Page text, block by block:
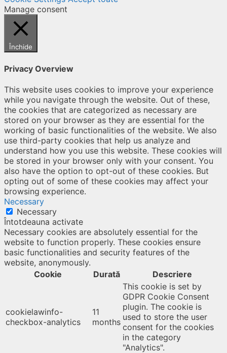
Manage consent
Închide
Privacy Overview
This website uses cookies to improve your experience
while you navigate through the website. Out of these,
the cookies that are categorized as necessary are
stored on your browser as they are essential for the
working of basic functionalities of the website. We also
use third-party cookies that help us analyze and
understand how you use this website. These cookies will
be stored in your browser only with your consent. You
also have the option to opt-out of these cookies. But
opting out of some of these cookies may affect your
browsing experience.
Necessary
Necessary
Întotdeauna activate
Necessary cookies are absolutely essential for the
website to function properly. These cookies ensure
basic functionalities and security features of the
website, anonymously.
Cookie
Durată Descriere
cookielawinfo-
checkbox-analytics
11
months
This cookie is set by
GDPR Cookie Consent
plugin. The cookie is
used to store the user
consent for the cookies
in the category
"Analytics".